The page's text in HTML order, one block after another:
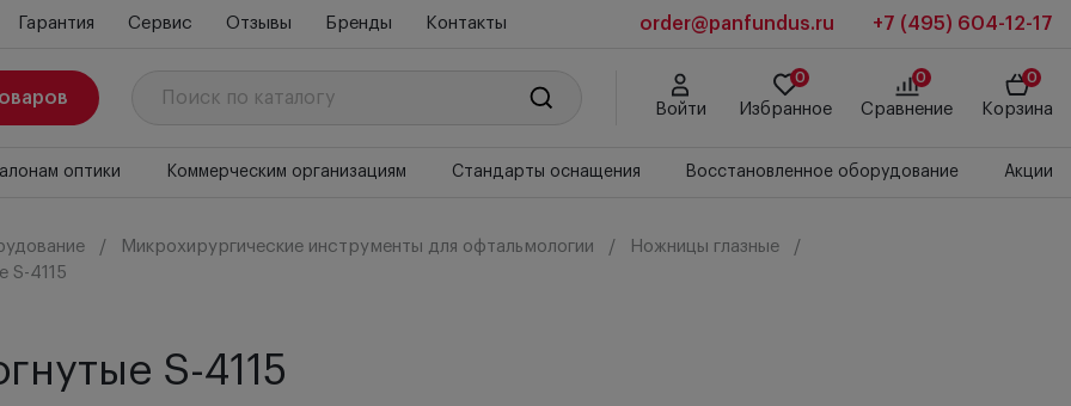
Гарантия Сервис Отзывы Бренды Контакты order@panfundus.ru +7 (495) 604-12-17
Войти
0
Избранное
0
Сравнение
0
Корзина
оптики Коммерческим организациям Стандарты оснащения Восстановленное оборудование Акции
Микрохирургические инструменты для офтальмологии
Ножницы глазные
S-4115
S-4115